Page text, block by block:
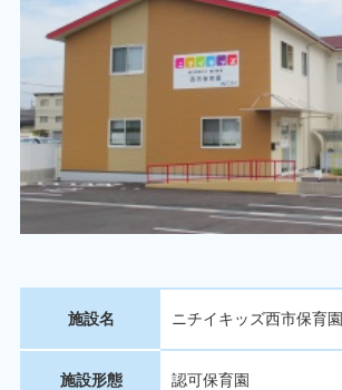
施設名 ニチイキッズ西市保育園
施設形態 認可保育園